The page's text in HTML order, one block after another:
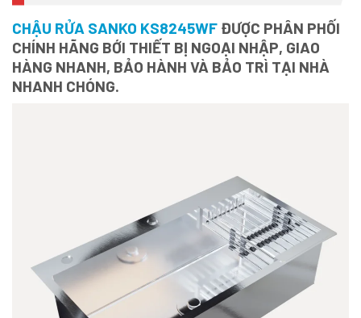
CHẬU RỬA SANKO KS8245WF ĐƯỢC PHÂN PHỐI
CHÍNH HÃNG BỚI THIẾT BỊ NGOẠI NHẬP, GIAO
HÀNG NHANH, BẢO HÀNH VÀ BẢO TRÌ TẠI NHÀ
NHANH CHÓNG.